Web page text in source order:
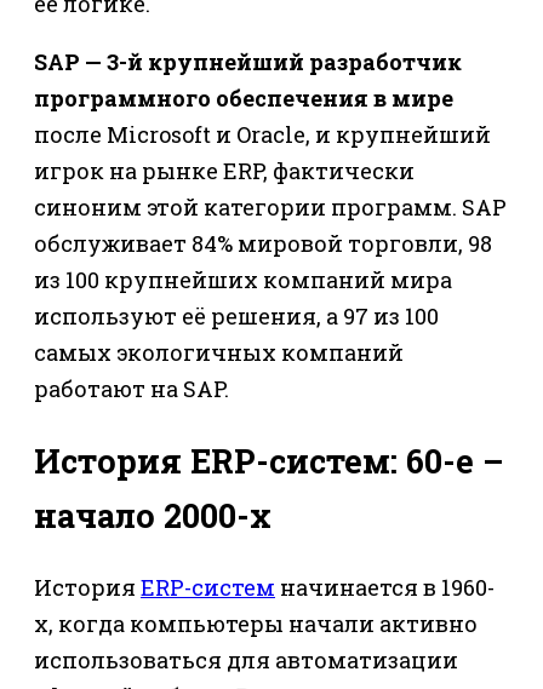
SAP — 3-й крупнейший разработчик
программного обеспечения в мире
после Microsoft и Oracle, и крупнейший
игрок на рынке ERP, фактически
синоним этой категории программ. SAP
обслуживает 84% мировой торговли, 98
из 100 крупнейших компаний мира
используют её решения, а 97 из 100
самых экологичных компаний
работают на SAP.
История ERP-систем: 60-e –
начало 2000-х
История ERP-систем начинается в 1960-
х, когда компьютеры начали активно
использоваться для автоматизации